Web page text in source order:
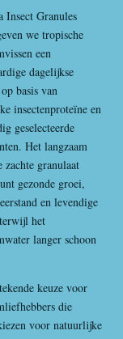
Insect Granules
we tropische
een
dagelijkse
basis van
insectenproteïne en
geselecteerde
Het langzaam
zachte granulaat
gezonde groei,
en levendige
het
langer schoon
keuze voor
die
voor natuurlijke